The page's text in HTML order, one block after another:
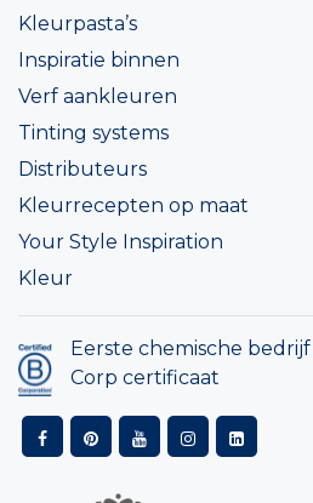
Kleurpasta’s
Inspiratie binnen
Verf aankleuren
Tinting systems
Distributeurs
Kleurrecepten op maat
Your Style Inspiration
Kleur
Eerste chemische
Corp certificaat